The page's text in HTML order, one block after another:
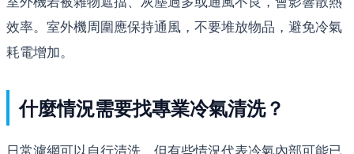
效率。室外機周圍應保持通風，不要堆放物品，避免冷氣
耗電增加。
什麼情況需要找專業冷氣清洗？